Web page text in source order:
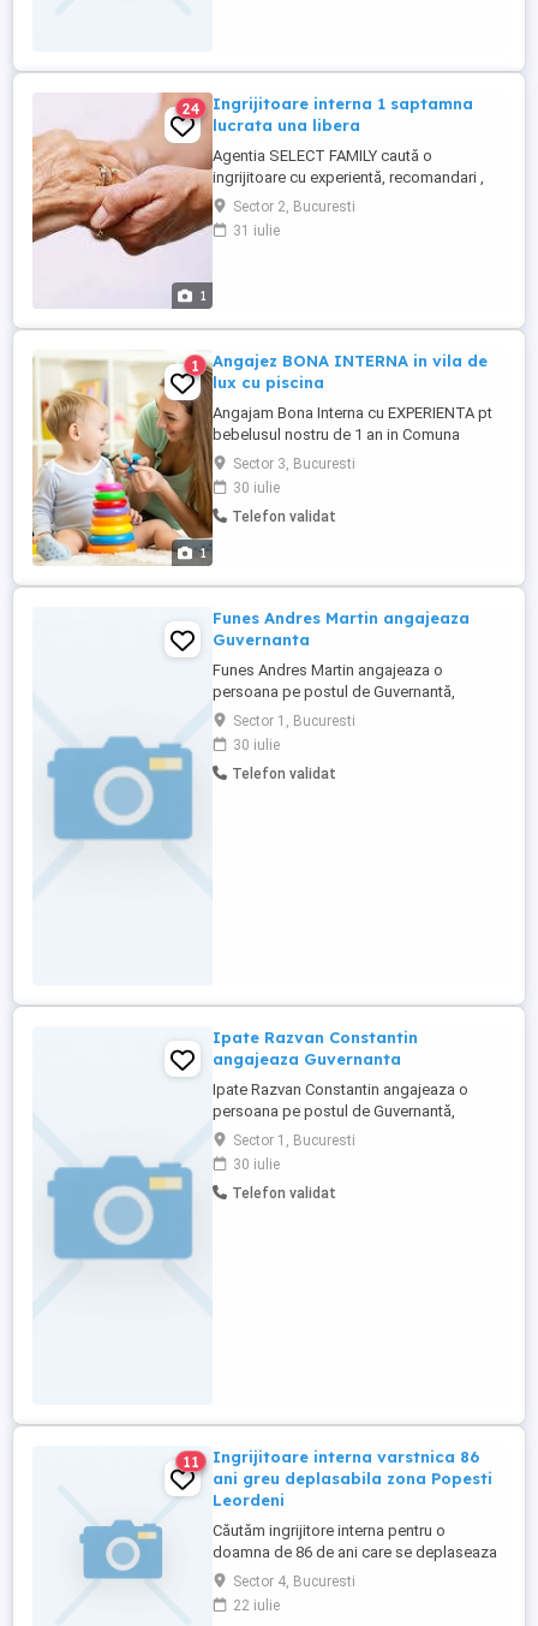
1
24
Ingrijitoare interna 1 saptamna
lucrata una libera
Agentia SELECT FAMILY caută o
ingrijitoare cu experientă, recomandari ,
responsabila pentru o varstnica
deplasabaila Profil:persoană cu simț al
responsabilității; Atitudine respectuoasă ,
Sector 2, Bucuresti
31 iulie
1
1
Angajez BONA INTERNA in vila de
lux cu piscina
Angajam Bona Interna cu EXPERIENTA pt
bebelusul nostru de 1 an in Comuna
Berceni, Ilfov Oferim conditii exceptionale
cazare , un mediu placut si relaxant ,
program 5 zile cu 2 libere Salariul motivant
+ bonusuri extra VARSTA MAXIM ADMISA
Sector 3, Bucuresti
30 iulie
Telefon validat
Funes Andres Martin angajeaza
Guvernanta
Funes Andres Martin angajeaza o
persoana pe postul de Guvernantă,
cunoscatoare a limbii engleze.Interviul va
fi in Strada Jandarmeriei nr. 14B, ap. 2,
Bucuresti, Sector 1, in data de 31 iulie
2026, ora 09:30.
Sector 1, Bucuresti
30 iulie
Telefon validat
Ipate Razvan Constantin
angajeaza Guvernanta
Ipate Razvan Constantin angajeaza o
persoana pe postul de Guvernantă,
cunoscatoare a limbii engleze.Interviul va
fi in Bucureşti, Sector 1, Strada Barajul
Argeş nr.41 Bl.1B et.4 ap.14, in data de 31
iulie 2026, ora 09:30.
Sector 1, Bucuresti
30 iulie
Telefon validat
11
Ingrijitoare interna varstnica 86
ani greu deplasabila zona Popesti
Leordeni
Căutăm ingrijitore interna pentru o
doamna de 86 de ani care se deplaseaza
cu ajutor. Problemele de sanatate: sunt
afectate vederea si auzul, de asmenea,
varstnica are probeme degenerative ale
Sector 4, Bucuresti
22 iulie